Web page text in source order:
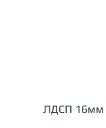
ЛДСП 16мм